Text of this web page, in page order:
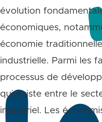
évolution
économiques,
économie
industrielle. Parmi les
processus de
qui existe entre le
industriel. Les